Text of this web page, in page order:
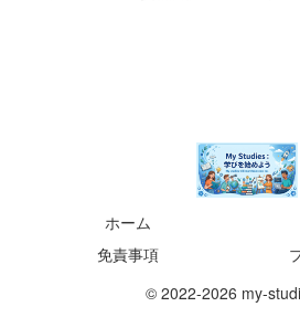
ホーム
免責事項
© 2022-2026 my-